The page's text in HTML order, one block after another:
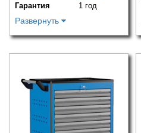
Гарантия
1 год
Развернуть